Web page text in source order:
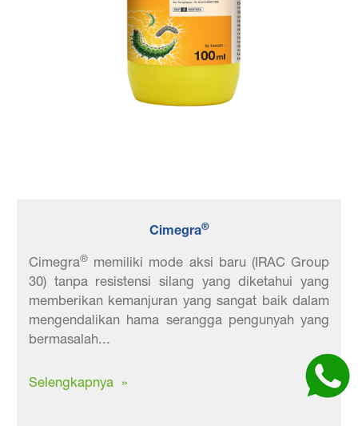
Cimegra®
Cimegra® memiliki mode aksi baru (IRAC Group
30) tanpa resistensi silang yang diketahui yang
memberikan kemanjuran yang sangat baik dalam
mengendalikan hama serangga pengunyah yang
bermasalah...
Selengkapnya »